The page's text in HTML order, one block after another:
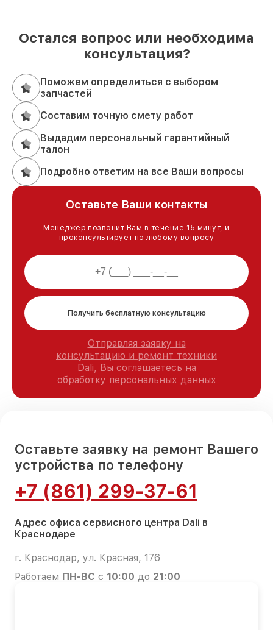
Остался вопрос или необходима
консультация?
Поможем определиться с выбором
запчастей
Составим точную смету работ
Выдадим персональный гарантийный
талон
Подробно ответим на все Ваши вопросы
Оставьте Ваши контакты
Менеджер позвонит Вам в течение 15 минут, и
проконсультирует по любому вопросу
Получить бесплатную консультацию
Отправляя заявку на
консультацию и ремонт техники
Dali, Вы соглашаетесь на
обработку персональных данных
Оставьте заявку на ремонт Вашего
устройства по телефону
+7 (861) 299-37-61
Адрес офиса сервисного центра Dali в
Краснодаре
г. Краснодар, ул. Красная, 176
Работаем ПН-ВС с 10:00 до 21:00